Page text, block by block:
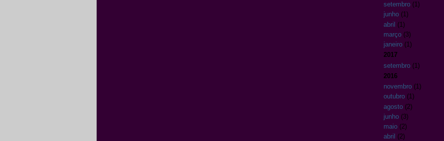
setembro(1)
junho(1)
abril (1)
março(3)
janeiro(1)
2017
setembro(1)
2016
novembro(1)
outubro(1)
agosto(2)
junho(3)
maio(2)
abril (2)